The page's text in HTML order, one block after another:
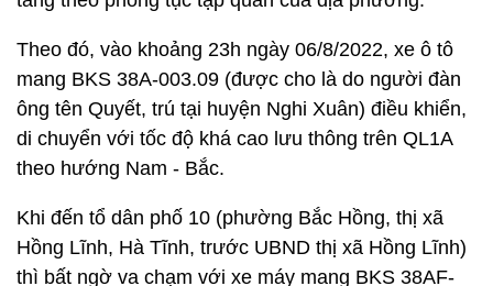
Theo đó, vào khoảng 23h ngày 06/8/2022, xe ô tô
mang BKS 38A-003.09 (được cho là do người đàn
ông tên Quyết, trú tại huyện Nghi Xuân) điều khiển,
di chuyển với tốc độ khá cao lưu thông trên QL1A
theo hướng Nam - Bắc.
Khi đến tổ dân phố 10 (phường Bắc Hồng, thị xã
Hồng Lĩnh, Hà Tĩnh, trước UBND thị xã Hồng Lĩnh)
thì bất ngờ va chạm với xe máy mang BKS 38AF-